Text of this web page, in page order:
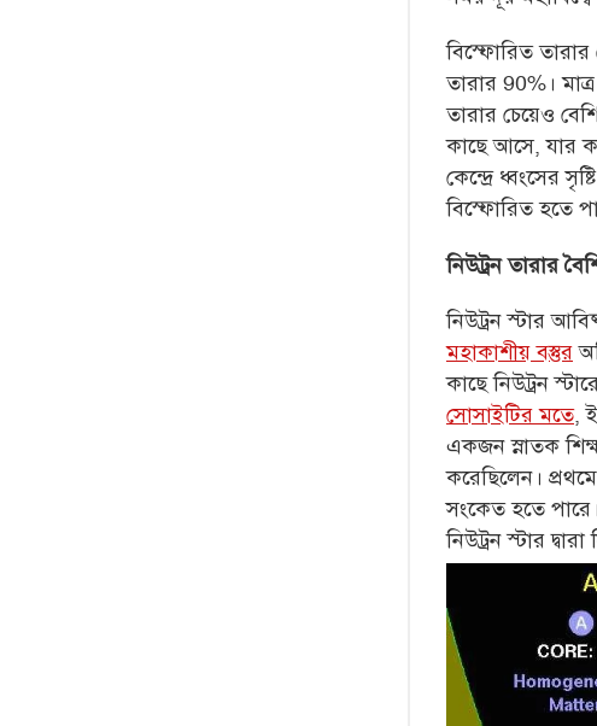
বিস্ফোরিত
তারার 90%।
তারার চেয়েও
কাছে আসে, যার
কেন্দ্রে ধ্বংসের
বিস্ফোরিত হতে
নিউট্রন তারার
নিউট্রন স্টার
মহাকাশীয় বস্তুর
কাছে নিউট্রন
সোসাইটির মতে,
একজন স্নাতক
করেছিলেন।
সংকেত হতে
নিউট্রন স্টার